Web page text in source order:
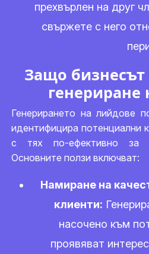
прехвърлен на друг
свържете с него
Защо бизнесът
генериране
Генерирането на лийдове
идентифицира потенциални
с тях по-ефективно за
Основните ползи включват:
Намиране на
клиенти:
насочено към
проявяват